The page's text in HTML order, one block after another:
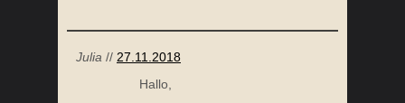
Julia // 27.11.2018
Hallo,